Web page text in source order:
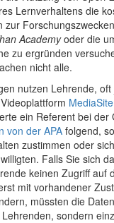
Lernverhaltens die
Academyoder die
zu ergründen
nicht alle.
nutzen Lehrende,
MediaSite
ein Referent bei der
von der APAfolgend,
zustimmen oder
Falls Sie sich
keinen Zugriff auf
mit vorhandener
müssten die
sondern